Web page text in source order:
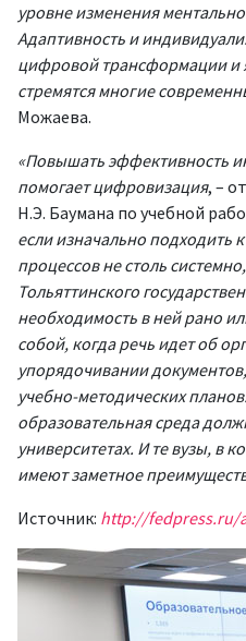
уровне изменения
Адаптивность и
цифровой трансформации и
стремятся многие
Можаева.
«Повышать эффективность
помогает цифровизация, –
Н.Э. Баумана по учебной
если изначально подходить
процессов не столь
Тольяттинского
необходимость в ней рано
собой, когда речь идет об
упорядочивании
учебно-методических
образовательная среда
университетах. И те вузы, в
имеют заметное
Источник: http://fedpress.ru/